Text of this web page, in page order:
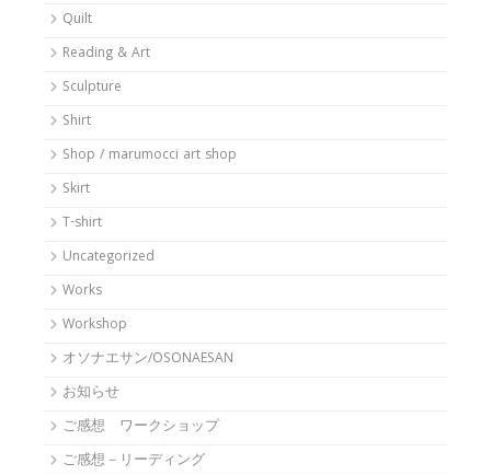
Quilt
Reading & Art
Sculpture
Shirt
Shop / marumocci art shop
Skirt
T-shirt
Uncategorized
Works
Workshop
オソナエサン/OSONAESAN
お知らせ
ご感想 ワークショップ
ご感想－リーディング